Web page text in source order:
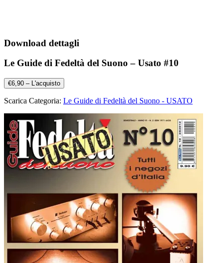
Download dettagli
Le Guide di Fedeltà del Suono – Usato #10
€6,90 – L'acquisto
Scarica Categoria: Le Guide di Fedeltà del Suono - USATO